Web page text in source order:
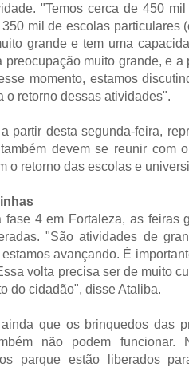
"Temos cerca de 450
mil de escolas particulares
grande e tem uma
preocupação muito grande, e
momento, estamos
o retorno dessas atividades".
partir desta segunda-feira,
devem se reunir com
o retorno das escolas e
fase 4 em Fortaleza, as feiras
"São atividades de
avançando. É
volta precisa ser de muito
do cidadão", disse Ataliba.
que os brinquedos das
não podem funcionar.
parque estão liberados